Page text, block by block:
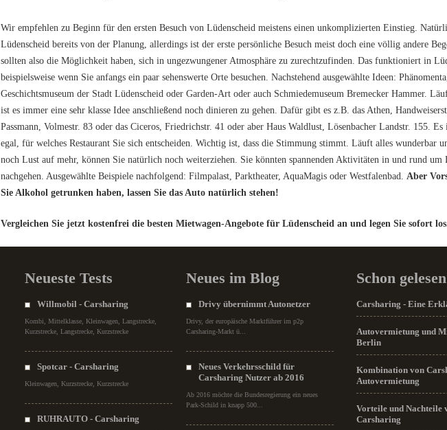
Wir empfehlen zu Beginn für den ersten Besuch von Lüdenscheid meistens einen unkomplizierten Einstieg.
Lüdenscheid bereits von der Planung, allerdings ist der erste persönliche Besuch meist doch eine völlig andere
sollten also die Möglichkeit haben, sich in ungezwungener Atmosphäre zu zurechtzufinden. Das funktioniert in
beispielsweise wenn Sie anfangs ein paar sehenswerte Orte besuchen. Nachstehend ausgewählte Ideen:
Geschichtsmuseum der Stadt Lüdenscheid oder Garden-Art oder auch Schmiedemuseum Bremecker Hammer.
ist es immer eine sehr klasse Idee anschließend noch dinieren zu gehen. Dafür gibt es z.B. das Athen,
Passmann, Volmestr. 83 oder das Ciceros, Friedrichstr. 41 oder aber Haus Waldlust, Lösenbacher Landstr. 155. Es
egal, für welches Restaurant Sie sich entscheiden. Wichtig ist, dass die Stimmung stimmt. Läuft alles wunderbar
noch Lust auf mehr, können Sie natürlich noch weiterziehen. Sie könnten spannenden Aktivitäten in und rund um
nachgehen. Ausgewählte Beispiele nachfolgend: Filmpalast, Parktheater, AquaMagis oder Westfalenbad. Aber
Sie Alkohol getrunken haben, lassen Sie das Auto natürlich stehen!
Vergleichen Sie jetzt kostenfrei die besten Mietwagen-Angebote für Lüdenscheid an und legen Sie sofort
Neueste Tests
Willmobil - Carsharing
Kombi, Mittelklasse, Kleinwagen, Langstrecke,
Kurzstrecke, Langstrecke, Kurzstrecke
Spotcar - Carsharing
Kleinwagen, Kurzstrecke, Kurzstrecke
RUHRAUTO - Carsharing
Neues im Blog
Drivy übernimmt Autonetzer
Drivy, der europäische Marktführer im p2p
Carsharing-Markt ü...
Neues Verkehrsschild für
Carsharing Nutzer ab 2016
Ab 2016 möchte die Bundesregierung ein neues
Park-Schild in knapp 500...
Schon
Carsharing - Eine
Autovermietung und
Berlin
Kombination von
Autovermietung
Vorteile und Nachteile
Carsharing